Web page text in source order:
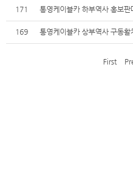
171 통영케이블카 하부역사 홍보
169 통영케이블카 상부역사 구동
First